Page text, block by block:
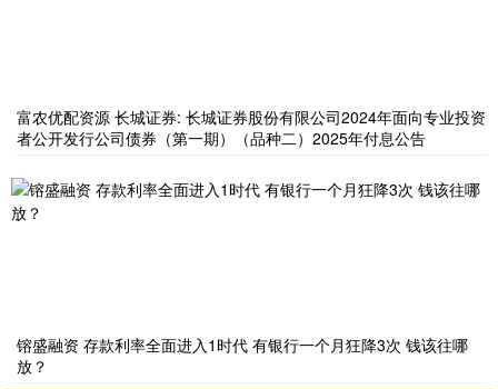
富农优配资源 长城证券: 长城证券股份有限公司2024年面向专业投资
者公开发行公司债券（第一期）（品种二）2025年付息公告
镕盛融资 存款利率全面进入1时代 有银行一个月狂降3次 钱该往哪
放？